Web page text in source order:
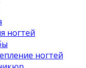
ногтей
ногтей